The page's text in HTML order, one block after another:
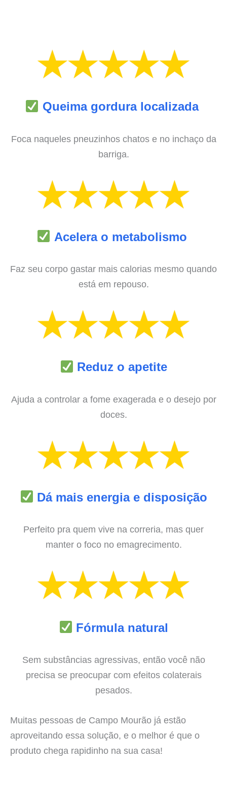
Queima gordura localizada
Foca naqueles pneuzinhos chatos e no inchaço da
barriga.
Acelera o metabolismo
Faz seu corpo gastar mais calorias mesmo quando
está em repouso.
Reduz o apetite
Ajuda a controlar a fome exagerada e o desejo por
doces.
Dá mais energia e disposição
Perfeito pra quem vive na correria, mas quer
manter o foco no emagrecimento.
Fórmula natural
Sem substâncias agressivas, então você não
precisa se preocupar com efeitos colaterais
pesados.
Muitas pessoas de Campo Mourão já estão
aproveitando essa solução, e o melhor é que o
produto chega rapidinho na sua casa!